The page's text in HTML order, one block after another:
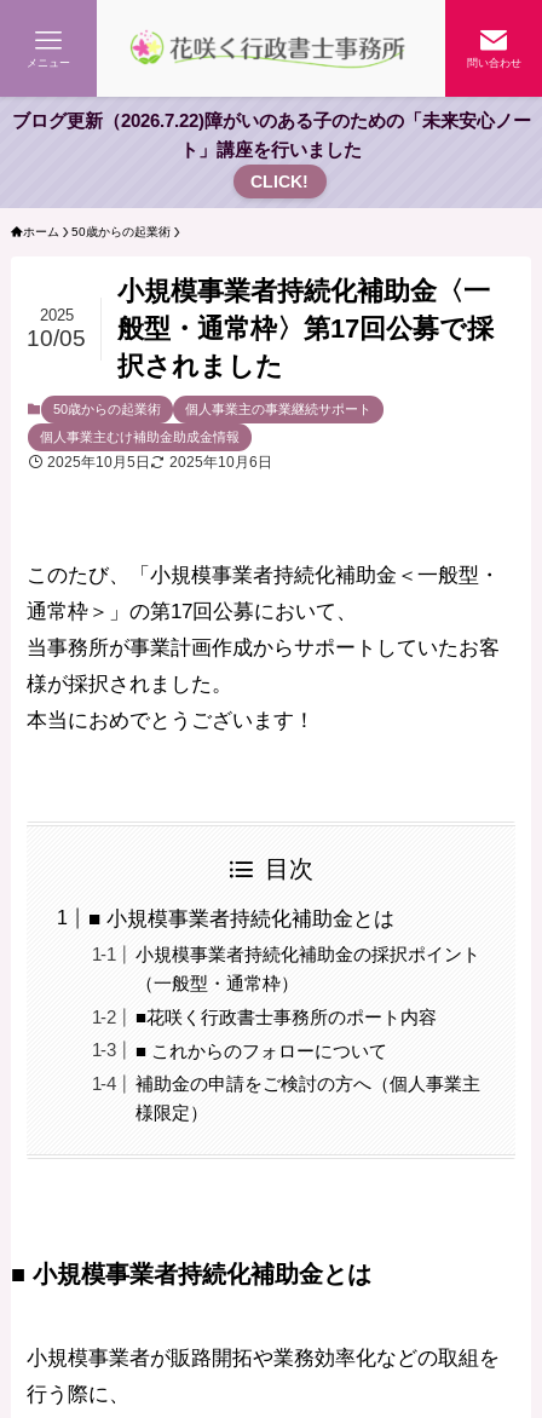
問い合わせ
メニュー
ブログ更新（2026.7.22)障がいのある子のための「未来安心ノー
ト」講座を行いました
CLICK!
ホーム 50歳からの起業術
小規模事業者持続化補助金〈一
般型・通常枠〉第17回公募で採
択されました
2025
10/05
50歳からの起業術
個人事業主の事業継続サポート
個人事業主むけ補助金助成金情報
2025年10月5日 2025年10月6日
このたび、「小規模事業者持続化補助金＜一般型・
通常枠＞」の第17回公募において、
当事務所が事業計画作成からサポートしていたお客
様が採択されました。
本当におめでとうございます！
目次
■ 小規模事業者持続化補助金とは
小規模事業者持続化補助金の採択ポイント
（一般型・通常枠）
■花咲く行政書士事務所のポート内容
■ これからのフォローについて
補助金の申請をご検討の方へ（個人事業主
様限定）
■ 小規模事業者持続化補助金とは
小規模事業者が販路開拓や業務効率化などの取組を
行う際に、